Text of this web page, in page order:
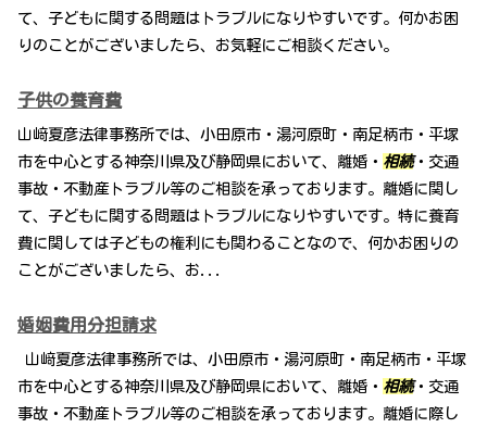
て、子どもに関する問題はトラブルになりやすいです。何かお困
りのことがございましたら、お気軽にご相談ください。
子供の養育費
山﨑夏彦法律事務所では、小田原市・湯河原町・南足柄市・平塚
市を中心とする神奈川県及び静岡県において、離婚・ 相続・交通
事故・不動産トラブル等のご相談を承っております。離婚に関し
て、子どもに関する問題はトラブルになりやすいです。特に養育
費に関しては子どもの権利にも関わることなので、何かお困りの
ことがございましたら、お...
婚姻費用分担請求
山﨑夏彦法律事務所では、小田原市・湯河原町・南足柄市・平塚
市を中心とする神奈川県及び静岡県において、離婚・ 相続・交通
事故・不動産トラブル等のご相談を承っております。離婚に際し